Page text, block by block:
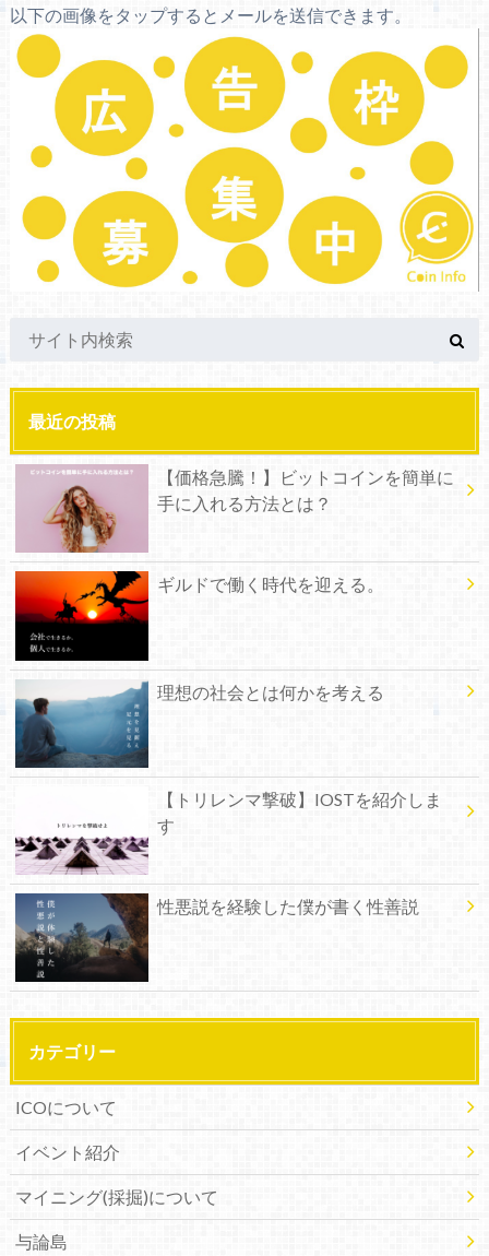
以下の画像をタップするとメールを送信できます。
最近の投稿
【価格急騰！】ビットコインを簡単に
手に入れる方法とは？
ギルドで働く時代を迎える。
理想の社会とは何かを考える
【トリレンマ撃破】IOSTを紹介しま
す
性悪説を経験した僕が書く性善説
カテゴリー
ICOについて
イベント紹介
マイニング(採掘)について
与論島